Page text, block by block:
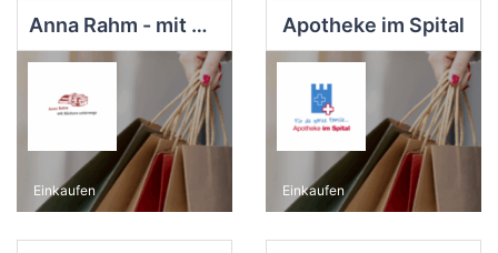
Anna Rahm - mit Büchern unterwegs
Einkaufen
Apotheke im Spital
Einkaufen